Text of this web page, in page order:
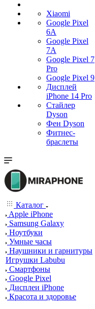
Xiaomi
Google Pixel
6A
Google Pixel
7А
Google Pixel 7
Pro
Google Pixel 9
Дисплей
iPhone 14 Pro
Стайлер
Dyson
Фен Dyson
Фитнес-
браслеты
Каталог
Apple iPhone
Samsung Galaxy
Ноутбуки
Умные часы
Наушники и гарнитуры
Игрушки Labubu
Смартфоны
Google Pixel
Дисплеи iPhone
Красота и здоровье